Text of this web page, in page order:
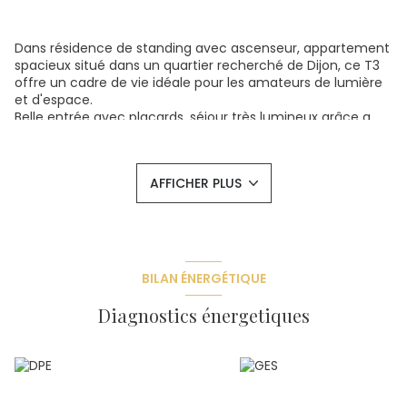
Dans résidence de standing avec ascenseur, appartement
spacieux situé dans un quartier recherché de Dijon, ce T3
offre un cadre de vie idéale pour les amateurs de lumière
et d'espace.
Belle entrée avec placards, séjour très lumineux grâce a
salle de douche carrelée et un wc.
Il y a comme un air de vacances dans cet appartement.
Situé à proximité immédiate du centre ville de Dijon, des
Possibilité d'acquérir ce bien meublé
Copropriété : 70 lots principaux. Charges : 2442 € /an
Pas de procédures en cours. CE : E
ENTRE 1200€ ET 1680€ Prix moyens des énergies indexés au
Mandat 0743DF. Honoraires à la charge du vendeur.
Les informations sur les risques auxquels ce bien est
AFFICHER PLUS
BILAN ÉNERGÉTIQUE
Diagnostics énergetiques